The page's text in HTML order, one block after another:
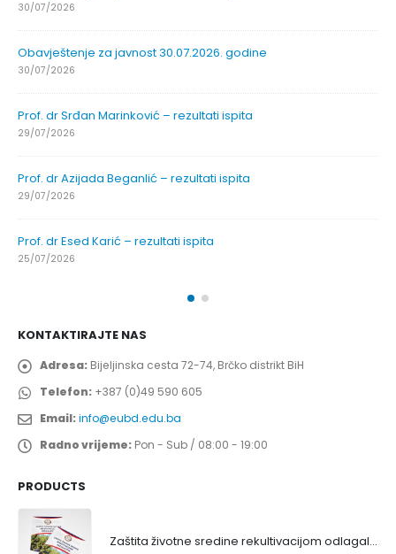
30/07/2026
Obavještenje za javnost 30.07.2026. godine
30/07/2026
Prof. dr Srđan Marinković – rezultati ispita
29/07/2026
Prof. dr Azijada Beganlić – rezultati ispita
29/07/2026
Prof. dr Esed Karić – rezultati ispita
25/07/2026
KONTAKTIRAJTE NAS
Adresa: Bijeljinska cesta 72-74, Brčko distrikt BiH
Telefon: +387 (0)49 590 605
Email:info@eubd.edu.ba
Radno vrijeme: Pon - Sub / 08:00 - 19:00
PRODUCTS
Zaštita životne sredine rekultivacijom odlagališta